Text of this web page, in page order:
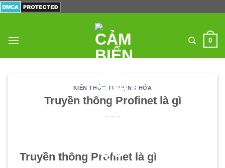
0
KIẾN THỨC TỰ ĐỘNG HÓA
Truyền thông Profinet là gì
Truyền thông Profinet là gì